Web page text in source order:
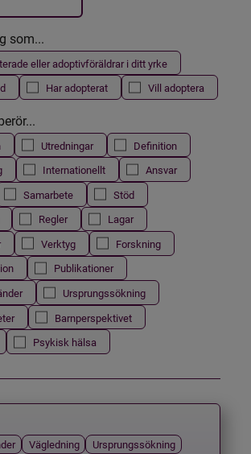
som...
eller adoptivföräldrar i ditt yrke
Har adopterat Vill adoptera
Utredningar
Definition
Internationellt
Ansvar
Samarbete
Stöd
Regler
Lagar
Verktyg
Forskning
Publikationer
Ursprungssökning
Barnperspektivet
Psykisk hälsa
Vägledning
Ursprungssökning